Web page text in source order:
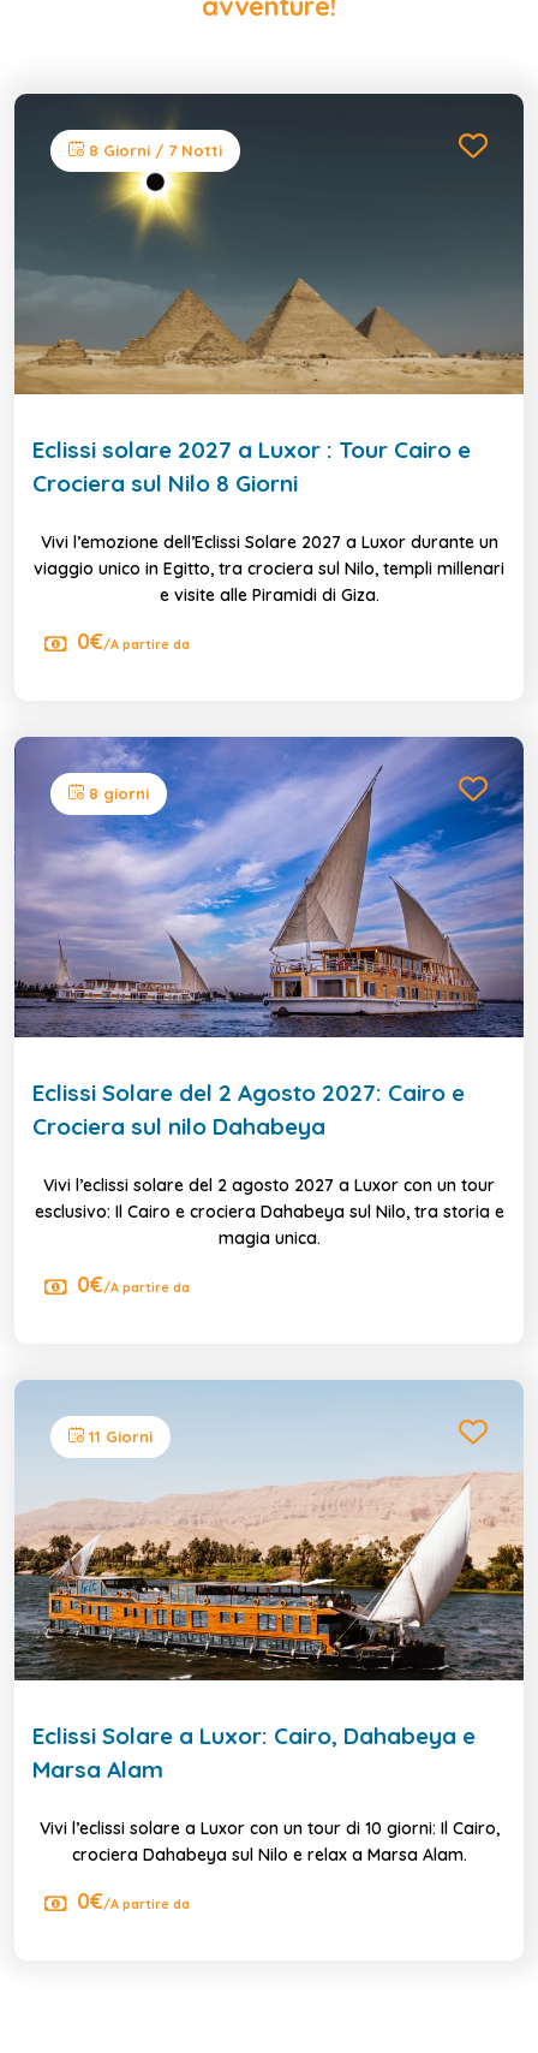
8 Giorni / 7 Notti
Eclissi solare 2027 a Luxor : Tour Cairo e
Crociera sul Nilo 8 Giorni
Vivi l’emozione dell’Eclissi Solare 2027 a Luxor durante un
viaggio unico in Egitto, tra crociera sul Nilo, templi millenari
e visite alle Piramidi di Giza.
0€/A partire da
8 giorni
Eclissi Solare del 2 Agosto 2027: Cairo e
Crociera sul nilo Dahabeya
Vivi l’eclissi solare del 2 agosto 2027 a Luxor con un tour
esclusivo: Il Cairo e crociera Dahabeya sul Nilo, tra storia e
magia unica.
0€/A partire da
11 Giorni
Eclissi Solare a Luxor: Cairo, Dahabeya e
Marsa Alam
Vivi l’eclissi solare a Luxor con un tour di 10 giorni: Il Cairo,
crociera Dahabeya sul Nilo e relax a Marsa Alam.
0€/A partire da